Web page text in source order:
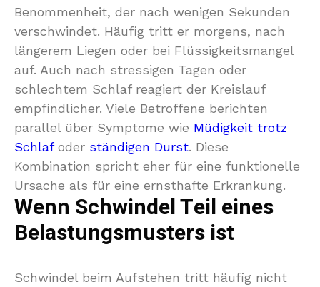
Benommenheit, der nach wenigen Sekunden
verschwindet. Häufig tritt er morgens, nach
längerem Liegen oder bei Flüssigkeitsmangel
auf. Auch nach stressigen Tagen oder
schlechtem Schlaf reagiert der Kreislauf
empfindlicher. Viele Betroffene berichten
parallel über Symptome wie Müdigkeit trotz
Schlafoder ständigen Durst. Diese
Kombination spricht eher für eine funktionelle
Ursache als für eine ernsthafte Erkrankung.
Wenn Schwindel Teil eines
Belastungsmusters ist
Schwindel beim Aufstehen tritt häufig nicht